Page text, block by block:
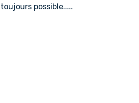
toujours possible.....
Voir les détails